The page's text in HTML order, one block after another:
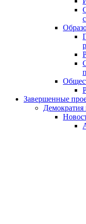
Завершенные
Демократия